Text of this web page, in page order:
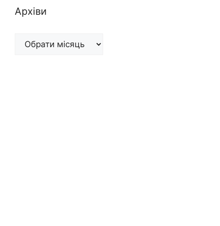
Архіви
Архіви